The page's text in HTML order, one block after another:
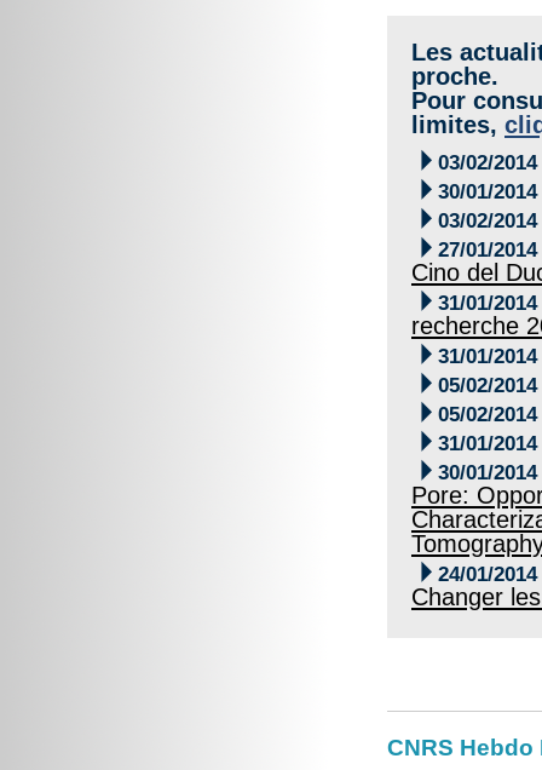
Les
proche.
Pour
limites,
 03/02/2014
 30/01/2014
 03/02/2014
 27/01/2014
Cino del
 31/01/2014
recherche
 31/01/2014
 05/02/2014
 05/02/2014
 31/01/2014
 30/01/2014
Pore:
 24/01/2014
Changer
CNRS